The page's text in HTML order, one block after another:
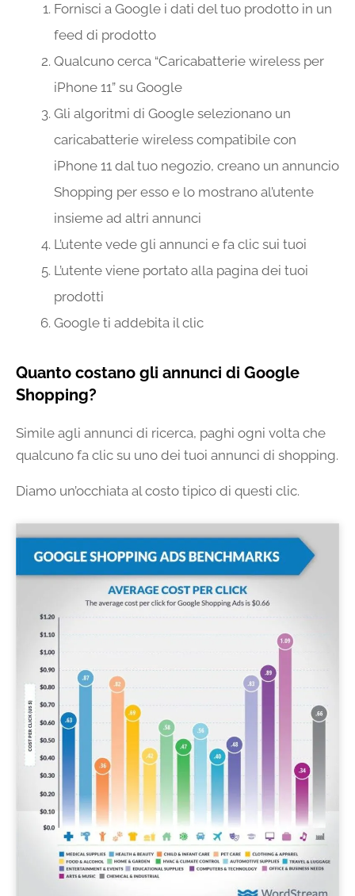
Fornisci a Google i dati del tuo prodotto in un
feed di prodotto
Qualcuno cerca “Caricabatterie wireless per
iPhone 11” su Google
Gli algoritmi di Google selezionano un
caricabatterie wireless compatibile con
iPhone 11 dal tuo negozio, creano un annuncio
Shopping per esso e lo mostrano al’utente
insieme ad altri annunci
L’utente vede gli annunci e fa clic sui tuoi
L’utente viene portato alla pagina dei tuoi
prodotti
Google ti addebita il clic
Quanto costano gli annunci di Google
Shopping?
Simile agli annunci di ricerca, paghi ogni volta che
qualcuno fa clic su uno dei tuoi annunci di shopping.
Diamo un’occhiata al costo tipico di questi clic.